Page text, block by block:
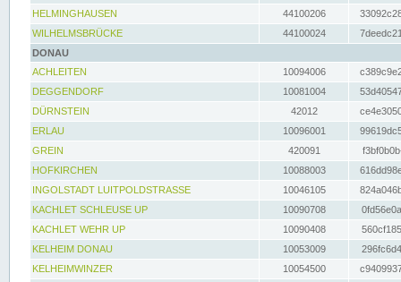
HELMINGHAUSEN
44100206
WILHELMSBRÜCKE
44100024
DONAU
ACHLEITEN
10094006
DEGGENDORF
10081004
DÜRNSTEIN
42012
ERLAU
10096001
GREIN
420091
HOFKIRCHEN
10088003
INGOLSTADT LUITPOLDSTRASSE
10046105
KACHLET SCHLEUSE UP
10090708
KACHLET WEHR UP
10090408
KELHEIM DONAU
10053009
KELHEIMWINZER
10054500